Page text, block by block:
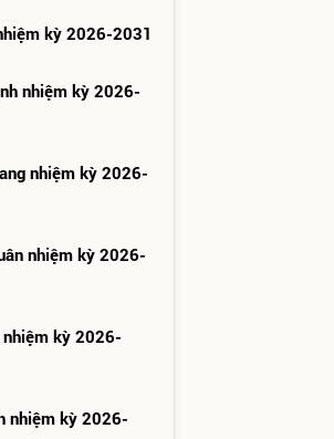
kỳ 2026-2031
nhiệm kỳ 2026-
nhiệm kỳ 2026-
nhiệm kỳ 2026-
nhiệm kỳ 2026-
nhiệm kỳ 2026-